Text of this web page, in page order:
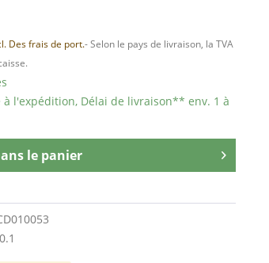
Des frais de port.- Selon le pays de livraison, la TVA
l'expédition, Délai de livraison** env. 1 à
le panier
0.1